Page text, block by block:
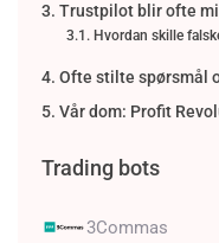
Trustpilot blir ofte
Hvordan skille
Ofte stilte spørsmål
Vår dom: Profit
Trading bots
3Commas